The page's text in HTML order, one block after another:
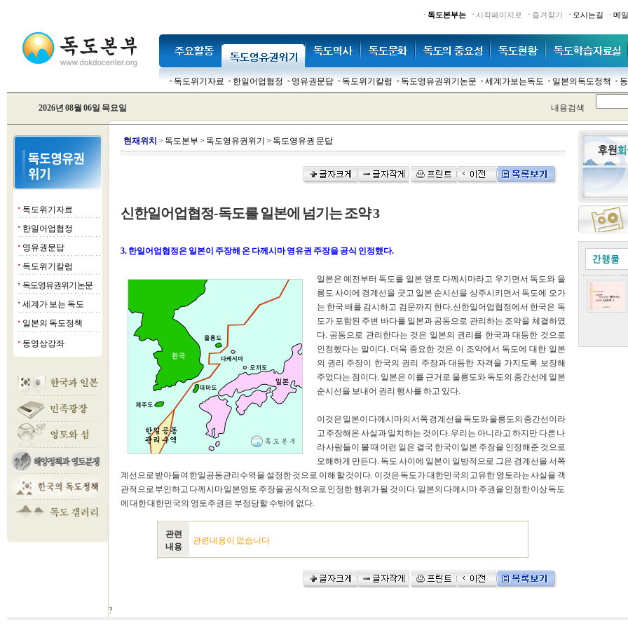
· 독도본부는 · 시작페이지로 · 즐겨찾기 · 오시는길 · 메
독도위기자료 한일어업협정 영유권문답 독도위기칼럼 독도영유권위기논문 세계가보는독도 일본의독도정책
2026년 08월 06일 목요일 내용검색
■ 독도위기자료
■ 한일어업협정
■ 영유권문답
■ 독도위기칼럼
■ 독도영유권위기 논문
■ 세계가 보는 독도
■ 일본의 독도정책
■ 동영상강좌
현재위치 > 독도본부 > 독도영유권위기 > 독도영유권 문답
신한일어업협정-독도를 일본에 넘기는 조약 3
3. 한일어업협정은 일본이 주장해 온 다께시마 영유권 주장을 공식 인정했다.
일본은 예전부터 독도를 일본 영토 다께시마라고 우기면서 독도와 울
릉도 사이에 경계선을 긋고 일본 순시선을 상주시키면서 독도에 오가
는 한국 배를 감시하고 검문까지 한다.신한일어업협정에서 한국은 독
도가 포함된 주변 바다를 일본과 공동으로 관리하는 조약을 체결하였
다. 공동으로 관리한다는 것은 일본의 권리를 한국과 대등한 것으로
인정했다는 말이다. 더욱 중요한 것은 이 조약에서 독도에 대한 일본
의 권리 주장이 한국의 권리 주장과 대등한 자격을 가지도록 보장해
주었다는 점이다. 일본은 이를 근거로 울릉도와 독도의 중간선에 일본
순시선을 보내어 권리 행사를 하고 있다.
이것은 일본이 다께시마의 서쪽 경계선을 독도와 울릉도의 중간선이라
고 주장해온 사실과 일치하는 것이다. 우리는 아니라고 하지만 다른 나
라 사람들이 볼 때 이런 일은 결국 한국이 일본 주장을 인정해준 것으로
오해하게 만든다. 독도 사이에 일본이 일방적으로 그은 경계선을 서쪽
계선으로 받아들여 한일공동관리수역을 설정한 것으로 이해 할 것이다. 이것은 독도가 대한민국의 고유한 영토라는 사실을 객
관적으로 부인하고 다께시마 일본영토 주장을 공식적으로 인정한 행위가 될 것이다. 일본의 다께시마 주권을 인정한 이상 독도
에 대한 대한민국의 영토주권은 부정당할 수밖에 없다.
관련
내용
관련내용이 없습니다
?